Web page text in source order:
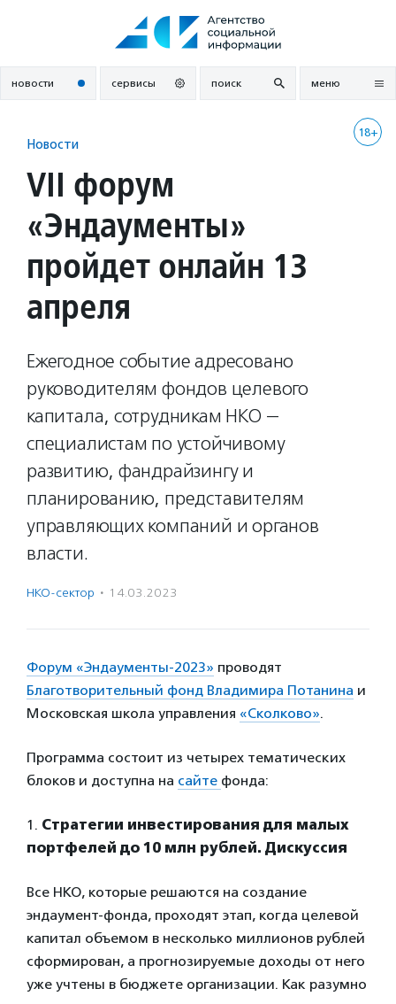
новости сервисы поиск меню
18+
Новости
VII форум
«Эндаументы»
пройдет онлайн 13
апреля
Ежегодное событие адресовано
руководителям фондов целевого
капитала, сотрудникам НКО —
специалистам по устойчивому
развитию, фандрайзингу и
планированию, представителям
управляющих компаний и органов
власти.
НКО-сектор · 14.03.2023
Форум «Эндаументы-2023» проводят
Благотворительный фонд Владимира Потанина и
Московская школа управления «Сколково».
Программа состоит из четырех тематических
блоков и доступна на сайте фонда:
1. Стратегии инвестирования для малых
портфелей до 10 млн рублей. Дискуссия
Все НКО, которые решаются на создание
эндаумент-фонда, проходят этап, когда целевой
капитал объемом в несколько миллионов рублей
сформирован, а прогнозируемые доходы от него
уже учтены в бюджете организации. Как разумно